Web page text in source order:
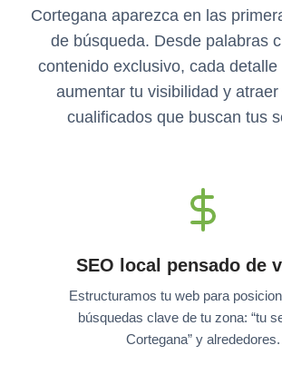
Cortegana aparezca en las
de búsqueda. Desde palabras
contenido exclusivo, cada detalle
aumentar tu visibilidad y
cualificados que buscan tus
SEO local pensado de
Estructuramos tu web para
búsquedas clave de tu zona: “tu
Cortegana” y alrededores.